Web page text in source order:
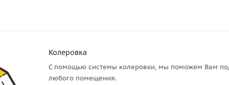
Колеровка
С помощью системы колеровки, мы поможем Вам
любого помещения.